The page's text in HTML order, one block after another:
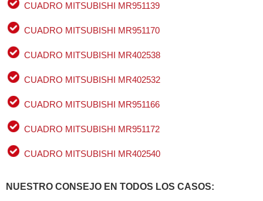
CUADRO MITSUBISHI MR951139
CUADRO MITSUBISHI MR951170
CUADRO MITSUBISHI MR402538
CUADRO MITSUBISHI MR402532
CUADRO MITSUBISHI MR951166
CUADRO MITSUBISHI MR951172
CUADRO MITSUBISHI MR402540
NUESTRO CONSEJO EN TODOS LOS CASOS: